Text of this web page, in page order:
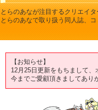
とらのあなが注目するクリエイ
とらのあなで取り扱う同人誌、
【お知らせ】
12月25日更新をもちまして
今までご愛顧頂きましてあり